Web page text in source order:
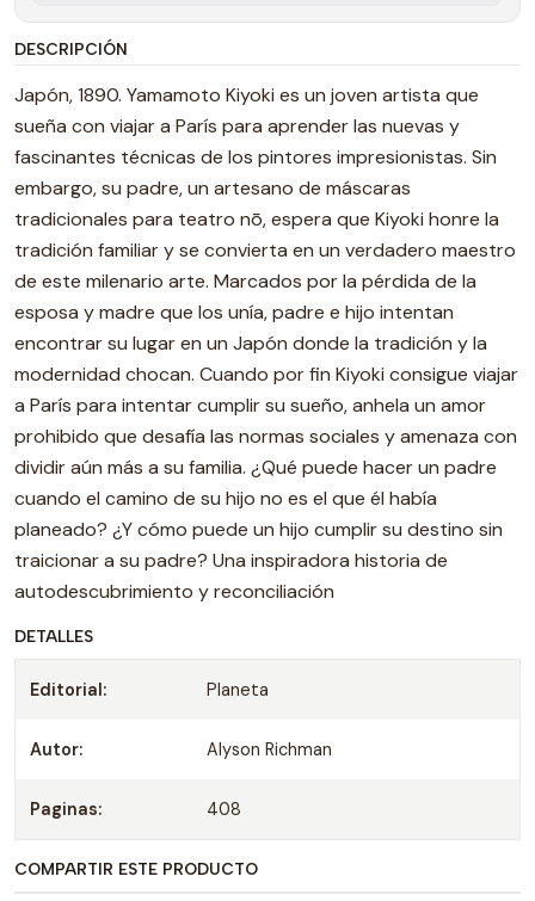
DESCRIPCIÓN
Japón, 1890. Yamamoto Kiyoki es un joven artista que
sueña con viajar a París para aprender las nuevas y
fascinantes técnicas de los pintores impresionistas. Sin
embargo, su padre, un artesano de máscaras
tradicionales para teatro nō, espera que Kiyoki honre la
tradición familiar y se convierta en un verdadero maestro
de este milenario arte. Marcados por la pérdida de la
esposa y madre que los unía, padre e hijo intentan
encontrar su lugar en un Japón donde la tradición y la
modernidad chocan. Cuando por fin Kiyoki consigue viajar
a París para intentar cumplir su sueño, anhela un amor
prohibido que desafía las normas sociales y amenaza con
dividir aún más a su familia. ¿Qué puede hacer un padre
cuando el camino de su hijo no es el que él había
planeado? ¿Y cómo puede un hijo cumplir su destino sin
traicionar a su padre? Una inspiradora historia de
autodescubrimiento y reconciliación
DETALLES
Editorial: Planeta
Autor: Alyson Richman
Paginas: 408
COMPARTIR ESTE PRODUCTO